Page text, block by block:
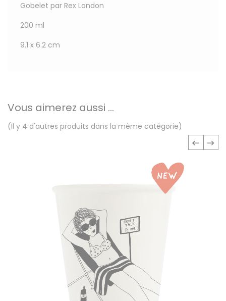
Gobelet par Rex London
200 ml
9.1 x 6.2 cm
Vous aimerez aussi ...
(Il y 4 d'autres produits dans la même catégorie)